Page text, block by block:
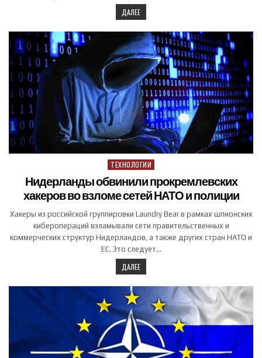
ДАЛЕЕ
Posted in
ТЕХНОЛОГИИ
Нидерланды обвинили прокремлевских
хакеров во взломе сетей НАТО и полиции
Хакеры из российской группировки Laundry Bear в рамках шпионских
киберопераций взламывали сети правительственных и
коммерческих структур Нидерландов, а также других стран НАТО и
ЕС. Это следует…
ДАЛЕЕ